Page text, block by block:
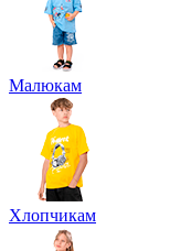
Малюкам
Хлопчикам